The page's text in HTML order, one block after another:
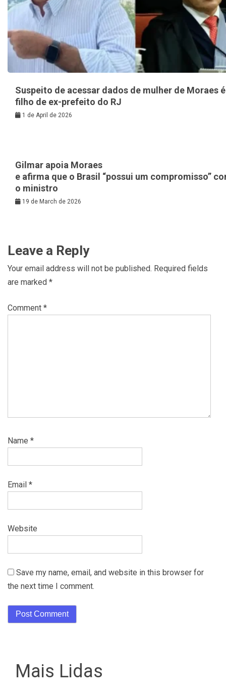
Suspeito de acessar dados de mulher de Moraes é
filho de ex-prefeito do RJ
1 de April de 2026
Gilmar apoia Moraes
e afirma que o Brasil “possui um compromisso”
o ministro
19 de March de 2026
Leave a Reply
Your email address will not be published. Required fields
are marked *
Comment *
Name *
Email *
Website
Save my name, email, and website in this browser for
the next time I comment.
Mais Lidas